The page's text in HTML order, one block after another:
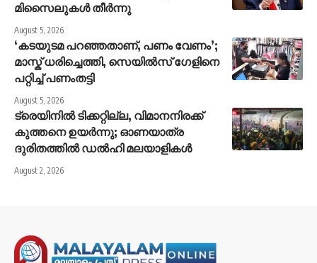
മിസൈലുകൾ തീർന്നു
August 5, 2026
‘കടയുടമ പറഞ്ഞതാണ്, പണം വേണം’;
മാസ്ക് ധരിച്ചെത്തി, സെയിൽസ് ഗേളിനെ
പറ്റിച്ച് പണംതട്ടി
August 5, 2026
ട്രെയിനിൽ ടിക്കറ്റില്ല, വിമാനനിരക്ക്
കുത്തനെ ഉയർന്നു; ഓണയാത്ര
ദുരിതത്തിൽ ഡൽഹി മലയാളികൾ
August 2, 2026